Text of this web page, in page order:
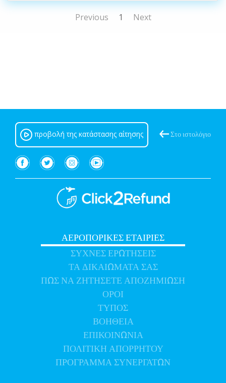
Previous 1 Next
προβολή της κατάστασης αίτησης Στο ιστολόγιο
ΑΕΡΟΠΟΡΙΚΕΣ ΕΤΑΙΡΙΕΣ
ΣΥΧΝΕΣ ΕΡΩΤΗΣΕΙΣ(τρέχων διάστημα)
ΤΑ ΔΙΚΑΙΩΜΑΤΑ ΣΑΣ
ΠΩΣ ΝΑ ΖΗΤΗΣΕΤΕ ΑΠΟΖΗΜΙΩΣΗ
ΟΡΟΙ
ΤΥΠΟΣ
ΒΟΗΘΕΙΑ
ΕΠΙΚΟΙΝΩΝΙΑ
ΠΟΛΙΤΙΚΗ ΑΠΟΡΡΗΤΟΥ
ΠΡΟΓΡΑΜΜΑ ΣΥΝΕΡΓΑΤΩΝ